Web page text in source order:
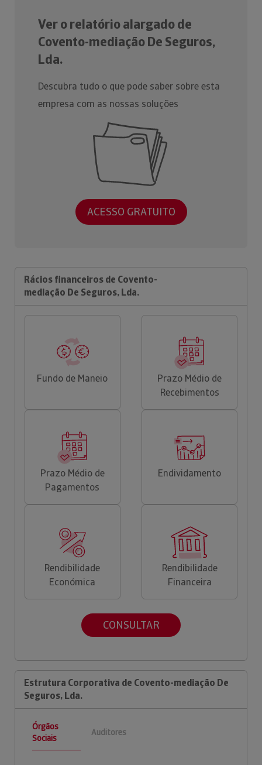
Ver o relatório alargado de
Covento-mediação De Seguros,
Lda.
Descubra tudo o que pode saber sobre esta
empresa com as nossas soluções
ACESSO GRATUITO
Rácios financeiros de Covento-
mediação De Seguros, Lda.
Fundo de Maneio
Prazo Médio de
Recebimentos
Prazo Médio de
Pagamentos
Endividamento
Rendibilidade
Económica
Rendibilidade
Financeira
CONSULTAR
Estrutura Corporativa de Covento-mediação De
Seguros, Lda.
Órgãos
Sociais
Auditores